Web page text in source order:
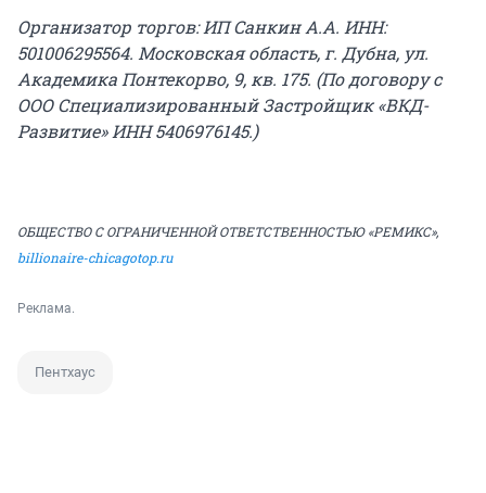
Организатор торгов: ИП Санкин А.А. ИНН:
501006295564. Московская область, г. Дубна, ул.
Академика Понтекорво, 9, кв. 175. (По договору с
ООО Специализированный Застройщик «ВКД-
Развитие» ИНН 5406976145.)
ОБЩЕСТВО С ОГРАНИЧЕННОЙ ОТВЕТСТВЕННОСТЬЮ «РЕМИКС»,
billionaire-chicagotop.ru
Реклама.
Пентхаус